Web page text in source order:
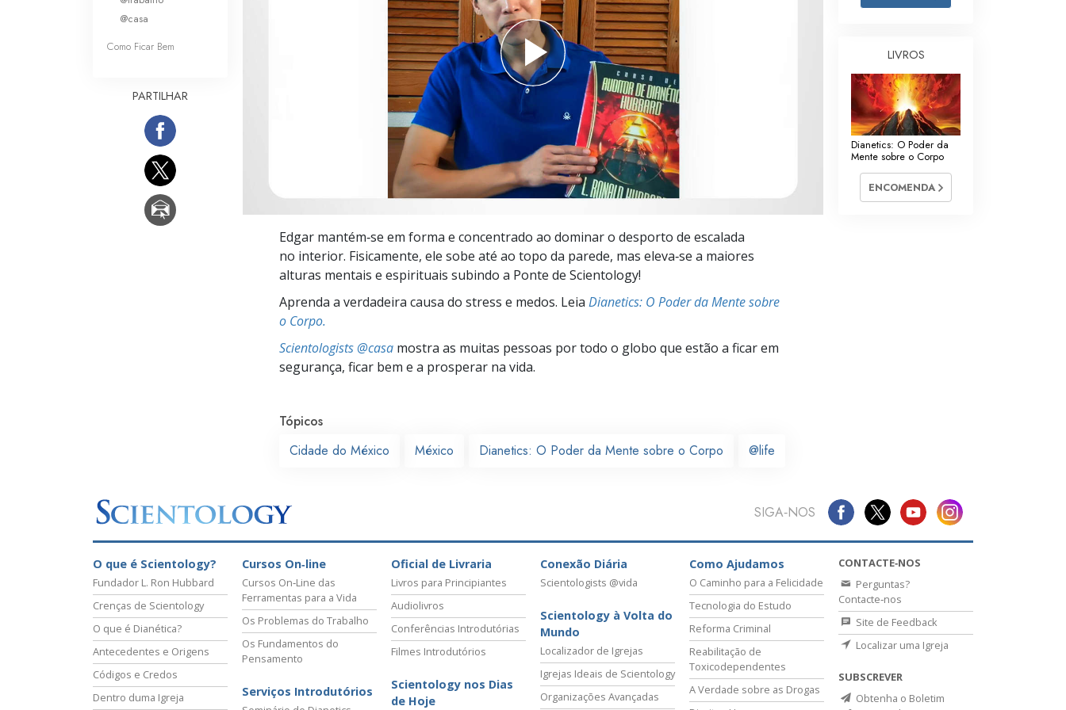
Ferramentas para o Local do Trabalho
Ética e as Condições
A Causa da Supressão
Edgar mantém‑se em forma e concentrado ao dominar o desporto de escalada
no interior. Fisicamente, ele sobe até ao topo da parede, mas eleva‑se a maiores
alturas mentais e espirituais subindo a Ponte de Scientology!
Aprenda a verdadeira causa do stress e medos. Leia Dianetics: O Poder da Mente sobre
o Corpo.
Scientologists @casa mostra as muitas pessoas por todo o globo que estão a ficar em
segurança, ficar bem e a prosperar na vida.
Tópicos
Cidade do México
México Dianetics: O Poder da Mente sobre o Corpo @life
@casa
Como Ficar Bem
PARTILHAR
LIVROS
Dianetics: O Poder da
Mente sobre o Corpo
ENCOMENDA
SIGA‑NOS
O que é Scientology?
Fundador L. Ron Hubbard
Crenças de Scientology
O que é Dianética?
Antecedentes e Origens
Códigos e Credos
Dentro duma Igreja
Cursos On‑line
Cursos On‑Line das
Ferramentas para a Vida
Os Problemas do Trabalho
Os Fundamentos do
Pensamento
Serviços Introdutórios
Oficial de Livraria
Livros para Principiantes
Audiolivros
Conferências Introdutórias
Filmes Introdutórios
Scientology nos Dias
de Hoje
Conexão Diária
Scientologists @vida
Scientology à Volta do
Mundo
Localizador de Igrejas
Igrejas Ideais de Scientology
Organizações Avançadas
Como Ajudamos
O Caminho para a Felicidade
Tecnologia do Estudo
Reforma Criminal
Reabilitação de
Toxicodependentes
A Verdade sobre as Drogas
CONTACTE‑NOS
Perguntas?
Contacte‑nos
Site de Feedback
Localizar uma Igreja
SUBSCREVER
Obtenha o Boletim